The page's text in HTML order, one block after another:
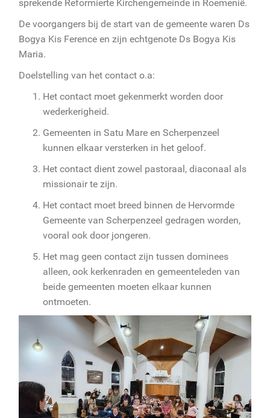
sprekende Reformierte Kirchengemeinde in Roemenië.
De voorgangers bij de start van de gemeente waren Ds
Bogya Kis Ference en zijn echtgenote Ds Bogya Kis
Maria.
Doelstelling van het contact o.a:
Het contact moet gekenmerkt worden door
wederkerigheid.
Gemeenten in Satu Mare en Scherpenzeel
kunnen elkaar versterken in het geloof.
Het contact dient zowel pastoraal, diaconaal als
missionair te zijn.
Het contact moet breed binnen de Hervormde
Gemeente van Scherpenzeel gedragen worden,
vooral ook door jongeren.
Het mag geen contact zijn tussen dominees
alleen, ook kerkenraden en gemeenteleden van
beide gemeenten moeten elkaar kunnen
ontmoeten.